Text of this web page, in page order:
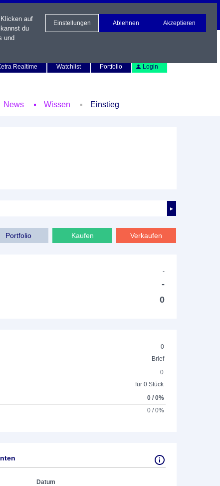
Realtime
Watchlist Portfolio Login
News Wissen Einstieg
►
Verkaufen
Kaufen
Portfolio
-
-
0
0
Brief
0
für 0 Stück
0 / 0%
0 / 0%
Datum
auf
du
und
Einstellungen Ablehnen Akzeptieren